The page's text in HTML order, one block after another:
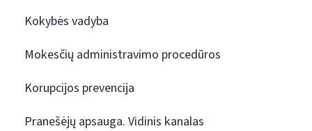
Kokybės vadyba
Mokesčių administravimo procedūros
Korupcijos prevencija
Pranešėjų apsauga. Vidinis kanalas